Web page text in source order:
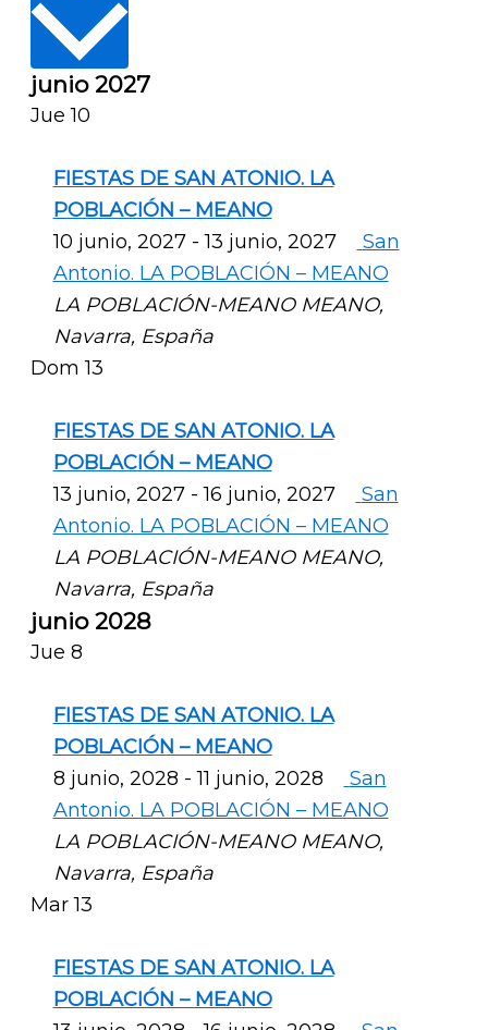
junio 2027
Jue10
FIESTAS DE SAN ATONIO. LA
POBLACIÓN – MEANO
10 junio, 2027-13 junio, 2027
San
Antonio. LA POBLACIÓN – MEANO
LA POBLACIÓN-MEANO MEANO,
Navarra, España
Dom13
FIESTAS DE SAN ATONIO. LA
POBLACIÓN – MEANO
13 junio, 2027-16 junio, 2027
San
Antonio. LA POBLACIÓN – MEANO
LA POBLACIÓN-MEANO MEANO,
Navarra, España
junio 2028
Jue 8
FIESTAS DE SAN ATONIO. LA
POBLACIÓN – MEANO
8 junio, 2028 -11 junio, 2028
San
Antonio. LA POBLACIÓN – MEANO
LA POBLACIÓN-MEANO MEANO,
Navarra, España
Mar13
FIESTAS DE SAN ATONIO. LA
POBLACIÓN – MEANO